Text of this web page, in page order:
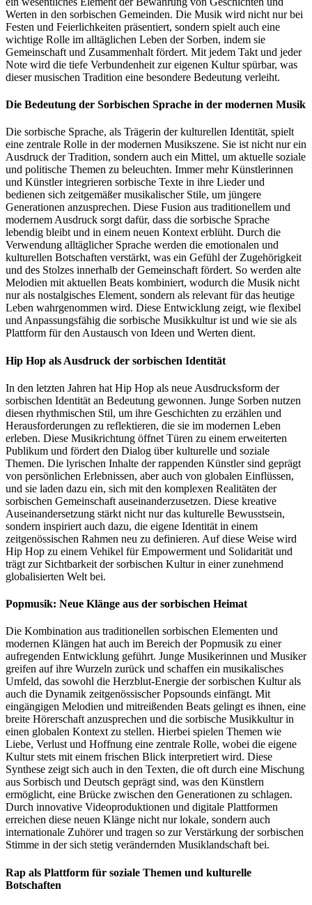
Werten in den sorbischen Gemeinden. Die Musik wird nicht nur bei
Festen und Feierlichkeiten präsentiert, sondern spielt auch eine
wichtige Rolle im alltäglichen Leben der Sorben, indem sie
Gemeinschaft und Zusammenhalt fördert. Mit jedem Takt und jeder
Note wird die tiefe Verbundenheit zur eigenen Kultur spürbar, was
dieser musischen Tradition eine besondere Bedeutung verleiht.
Die Bedeutung der Sorbischen Sprache in der modernen Musik
Die sorbische Sprache, als Trägerin der kulturellen Identität, spielt
eine zentrale Rolle in der modernen Musikszene. Sie ist nicht nur ein
Ausdruck der Tradition, sondern auch ein Mittel, um aktuelle soziale
und politische Themen zu beleuchten. Immer mehr Künstlerinnen
und Künstler integrieren sorbische Texte in ihre Lieder und
bedienen sich zeitgemäßer musikalischer Stile, um jüngere
Generationen anzusprechen. Diese Fusion aus traditionellem und
modernem Ausdruck sorgt dafür, dass die sorbische Sprache
lebendig bleibt und in einem neuen Kontext erblüht. Durch die
Verwendung alltäglicher Sprache werden die emotionalen und
kulturellen Botschaften verstärkt, was ein Gefühl der Zugehörigkeit
und des Stolzes innerhalb der Gemeinschaft fördert. So werden alte
Melodien mit aktuellen Beats kombiniert, wodurch die Musik nicht
nur als nostalgisches Element, sondern als relevant für das heutige
Leben wahrgenommen wird. Diese Entwicklung zeigt, wie flexibel
und Anpassungsfähig die sorbische Musikkultur ist und wie sie als
Plattform für den Austausch von Ideen und Werten dient.
Hip Hop als Ausdruck der sorbischen Identität
In den letzten Jahren hat Hip Hop als neue Ausdrucksform der
sorbischen Identität an Bedeutung gewonnen. Junge Sorben nutzen
diesen rhythmischen Stil, um ihre Geschichten zu erzählen und
Herausforderungen zu reflektieren, die sie im modernen Leben
erleben. Diese Musikrichtung öffnet Türen zu einem erweiterten
Publikum und fördert den Dialog über kulturelle und soziale
Themen. Die lyrischen Inhalte der rappenden Künstler sind geprägt
von persönlichen Erlebnissen, aber auch von globalen Einflüssen,
und sie laden dazu ein, sich mit den komplexen Realitäten der
sorbischen Gemeinschaft auseinanderzusetzen. Diese kreative
Auseinandersetzung stärkt nicht nur das kulturelle Bewusstsein,
sondern inspiriert auch dazu, die eigene Identität in einem
zeitgenössischen Rahmen neu zu definieren. Auf diese Weise wird
Hip Hop zu einem Vehikel für Empowerment und Solidarität und
trägt zur Sichtbarkeit der sorbischen Kultur in einer zunehmend
globalisierten Welt bei.
Popmusik: Neue Klänge aus der sorbischen Heimat
Die Kombination aus traditionellen sorbischen Elementen und
modernen Klängen hat auch im Bereich der Popmusik zu einer
aufregenden Entwicklung geführt. Junge Musikerinnen und Musiker
greifen auf ihre Wurzeln zurück und schaffen ein musikalisches
Umfeld, das sowohl die Herzblut-Energie der sorbischen Kultur als
auch die Dynamik zeitgenössischer Popsounds einfängt. Mit
eingängigen Melodien und mitreißenden Beats gelingt es ihnen, eine
breite Hörerschaft anzusprechen und die sorbische Musikkultur in
einen globalen Kontext zu stellen. Hierbei spielen Themen wie
Liebe, Verlust und Hoffnung eine zentrale Rolle, wobei die eigene
Kultur stets mit einem frischen Blick interpretiert wird. Diese
Synthese zeigt sich auch in den Texten, die oft durch eine Mischung
aus Sorbisch und Deutsch geprägt sind, was den Künstlern
ermöglicht, eine Brücke zwischen den Generationen zu schlagen.
Durch innovative Videoproduktionen und digitale Plattformen
erreichen diese neuen Klänge nicht nur lokale, sondern auch
internationale Zuhörer und tragen so zur Verstärkung der sorbischen
Stimme in der sich stetig verändernden Musiklandschaft bei.
Rap als Plattform für soziale Themen und kulturelle
Botschaften